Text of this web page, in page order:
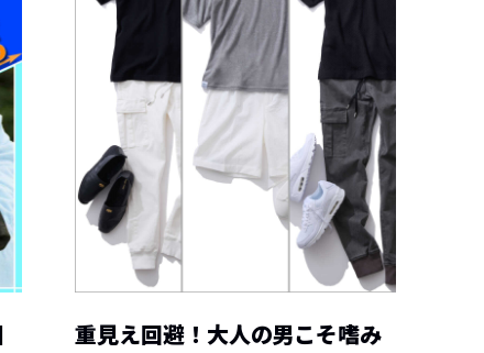
重見え回避！大人の男こそ嗜み